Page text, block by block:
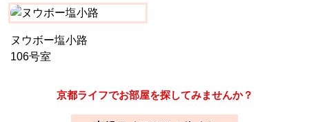
ヌウボー塩小路
106号室
京都ライフでお部屋を探してみませんか？